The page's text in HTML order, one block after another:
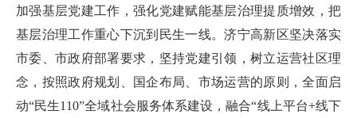
加强基层党建工作，强化党建赋能基层治理提质增效，把
基层治理工作重心下沉到民生一线。济宁高新区坚决落实
市委、市政府部署要求，坚持党建引领，树立运营社区理
念，按照政府规划、国企布局、市场运营的原则，全面启
动“民生110”全域社会服务体系建设，融合“线上平台+线下